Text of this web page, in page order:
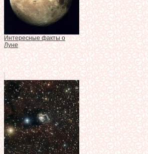
Интересные факты о
Луне